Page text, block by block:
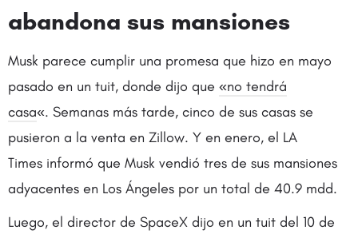
abandona sus mansiones
Musk parece cumplir una promesa que hizo en mayo
pasado en un tuit, donde dijo que «no tendrá
casa«. Semanas más tarde, cinco de sus casas se
pusieron a la venta en Zillow. Y en enero, el LA
Times informó que Musk vendió tres de sus mansiones
adyacentes en Los Ángeles por un total de 40.9 mdd.
Luego, el director de SpaceX dijo en un tuit del 10 de